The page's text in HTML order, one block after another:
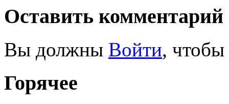
Оставить комментарий
Вы должны Войти, чтобы
Горячее